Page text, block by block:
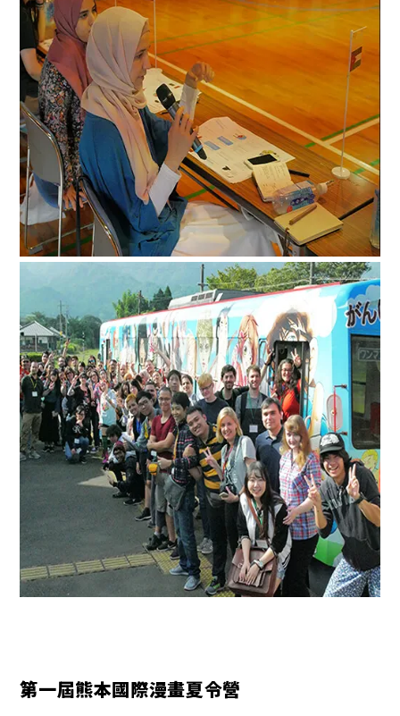
第一屆熊本國際漫畫夏令營